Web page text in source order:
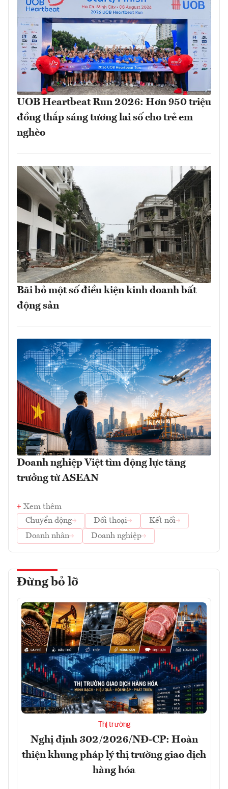
UOB Heartbeat Run 2026: Hơn 950 triệu
đồng thắp sáng tương lai số cho trẻ em
nghèo
Bãi bỏ một số điều kiện kinh doanh bất
động sản
Doanh nghiệp Việt tìm động lực tăng
trưởng từ ASEAN
Xem thêm
Chuyển động
Đối thoại
Kết nối
Doanh nhân
Doanh nghiệp
Đừng bỏ lỡ
Thị trường
Nghị định 302/2026/NĐ-CP: Hoàn
thiện khung pháp lý thị trường giao dịch
hàng hóa